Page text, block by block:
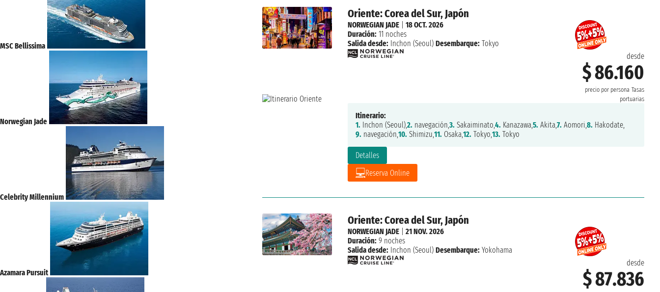
Oriente: Corea del Sur, Japón
desde
$ 86.160
precio por persona Tasas
portuarias
Detalles
Reserva Online
NORWEGIAN JADE| 18 OCT. 2026
Duración: 11 noches
Salida desde: Inchon (Seoul) Desembarque: Tokyo
Itinerario:
1. Inchon (Seoul),2. navegación,3. Sakaiminato,4. Kanazawa,5. Akita,7. Aomori,8. Hakodate,
9. navegación,10. Shimizu,11. Osaka,12. Tokyo,13. Tokyo
Oriente: Corea del Sur, Japón
desde
$ 87.836
NORWEGIAN JADE| 21 NOV. 2026
Duración: 9 noches
Salida desde: Inchon (Seoul) Desembarque: Yokohama
MSC Bellissima
Norwegian Jade
Celebrity Millennium
Azamara Pursuit